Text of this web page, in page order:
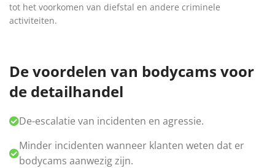
tot het voorkomen van diefstal en andere criminele
activiteiten.
De voordelen van bodycams voor
de detailhandel
De-escalatie van incidenten en agressie.
Minder incidenten wanneer klanten weten dat er
bodycams aanwezig zijn.